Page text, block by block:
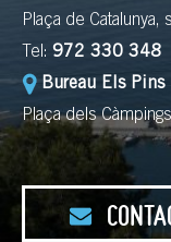
Plaça de Catalunya,
Tel: 972 330 348
Bureau Els Pins
Plaça dels